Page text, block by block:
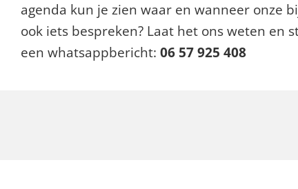
agenda kun je zien waar en wanneer onze
ook iets bespreken? Laat het ons weten en
een whatsappbericht: 06 57 925 408